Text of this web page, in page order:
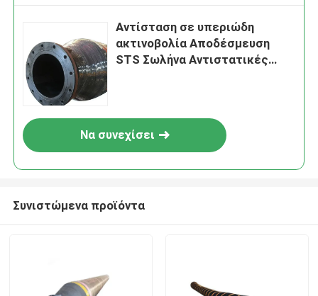
Αντίσταση σε υπεριώδη
ακτινοβολία Αποδέσμευση
STS Σωλήνα Αντιστατικές
Να συνεχίσει
Συνιστώμενα προϊόντα